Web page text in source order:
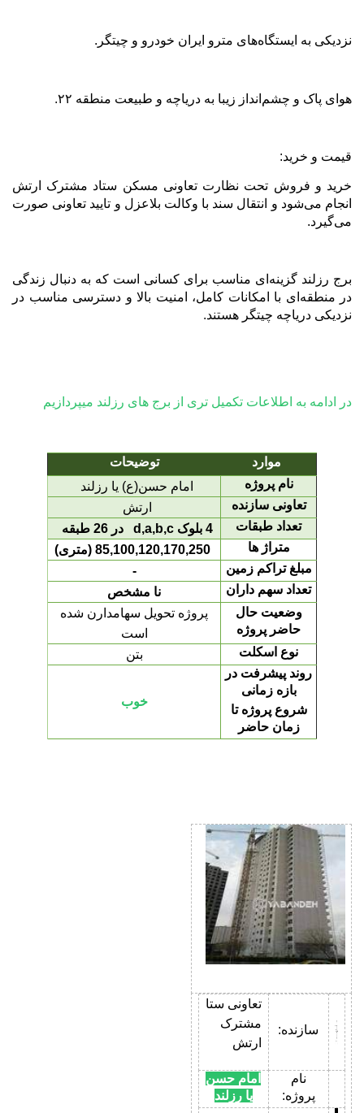
نزدیکی به ایستگاه‌های مترو ایران خودرو و چیتگر .
هوای پاک و چشم‌انداز زیبا به دریاچه و طبیعت منطقه ۲۲ .
قیمت و خرید:
خرید و فروش تحت نظارت تعاونی مسکن ستاد مشترک ارتش
انجام می‌شود و انتقال سند با وکالت بلاعزل و تایید تعاونی صورت
می‌گیرد.
برج رزلند گزینه‌ای مناسب برای کسانی است که به دنبال زندگی
در منطقه‌ای با امکانات کامل، امنیت بالا و دسترسی مناسب در
نزدیکی دریاچه چیتگر هستند.
در ادامه به اطلاعات تکمیل تری از برج های رزلند میپردازیم
موارد
توضیحات
نام پروژه
امام حسن(ع) یا رزلند
تعاونی سازنده
ارتش
تعداد طبقات
4 بلوک d,a,b,c در 26 طبقه
متراژ ها
مبلغ تراکم زمین
-
تعداد سهم داران
نا مشخص
وضعیت حال
حاضر پروژه
پروژه تحویل سهامدارن شده
است
نوع اسکلت
بتن
روند پیشرفت در
بازه زمانی
شروع پروژه تا
زمان حاضر
خوب
سازنده:
تعاونی ستا
مشترک
ارتش
نام
پروژه:
امام حسن
یا رزلند